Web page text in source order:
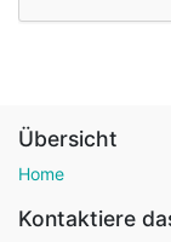
Übersicht
Home
Kontaktiere